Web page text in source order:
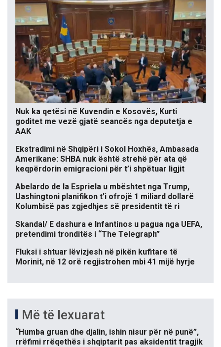
Nuk ka qetësi në Kuvendin e Kosovës, Kurti
goditet me vezë gjatë seancës nga deputetja e
AAK
Ekstradimi në Shqipëri i Sokol Hoxhës, Ambasada
Amerikane: SHBA nuk është strehë për ata që
keqpërdorin emigracioni për t’i shpëtuar ligjit
Abelardo de la Espriela u mbështet nga Trump,
Uashingtoni planifikon t’i ofrojë 1 miliard dollarë
Kolumbisë pas zgjedhjes së presidentit të ri
Skandal/ E dashura e Infantinos u pagua nga UEFA,
pretendimi tronditës i “The Telegraph”
Fluksi i shtuar lëvizjesh në pikën kufitare të
Morinit, në 12 orë regjistrohen mbi 41 mijë hyrje
Më të lexuarat
“Humba gruan dhe djalin, ishin nisur për në punë”,
rrëfimi rrëqethës i shqiptarit pas aksidentit tragjik